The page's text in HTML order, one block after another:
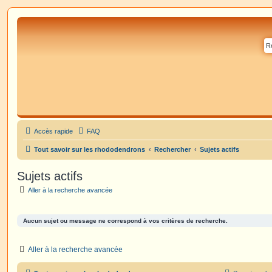
Accès rapide FAQ
Tout savoir sur les rhododendrons Rechercher Sujets actifs
Sujets actifs
Aller à la recherche avancée
Aucun sujet ou message ne correspond à vos critères de recherche.
Aller à la recherche avancée